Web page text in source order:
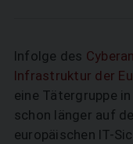
Infolge des
Infrastruktur der
eine Tätergruppe
schon länger auf
europäischen IT-